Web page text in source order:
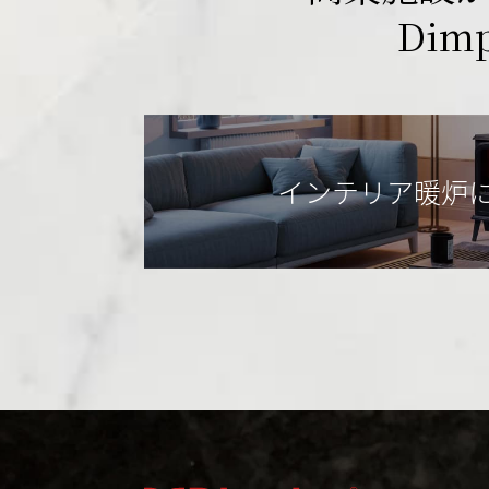
インテリア暖炉